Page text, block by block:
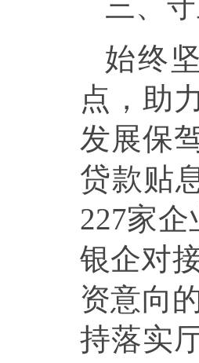
始终
点，助
发展保
贷款贴
227家
银企对
资意向
持落实